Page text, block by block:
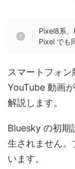
Pixel8系
Pixel でも
スマートフォ
YouTube 動画
解説します。
Bluesky の初期
生されません。
います。